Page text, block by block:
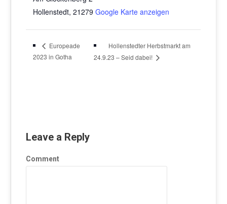
Hollenstedt, 21279 Google Karte anzeigen
Europeade
2023 in Gotha
Hollenstedter Herbstmarkt am
24.9.23 – Seid dabei!
Leave a Reply
Comment